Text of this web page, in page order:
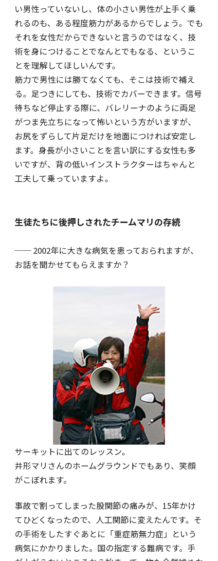
い男性っていないし、体の小さい男性が上手く乗
れるのも、ある程度筋力があるからでしょう。でも
それを女性だからできないと言うのではなく、技
術を身につけることでなんとでもなる、というこ
とを理解してほしいんです。
筋力で男性には勝てなくても、そこは技術で補え
る。足つきにしても、技術でカバーできます。信号
待ちなど停止する際に、バレリーナのように両足
がつま先立ちになって怖いという方がいますが、
お尻をずらして片足だけを地面につければ安定し
ます。身長が小さいことを言い訳にする女性も多
いですが、背の低いインストラクターはちゃんと
工夫して乗っていますよ。
生徒たちに後押しされたチームマリの存続
── 2002年に大きな病気を患っておられますが、
お話を聞かせてもらえますか？
サーキットに出てのレッスン。
井形マリさんのホームグラウンドでもあり、 笑顔
がこぼれます。
事故で割ってしまった股関節の痛みが、15年かけ
てひどくなったので、人工関節に変えたんです。そ
の手術をしたすぐあとに「重症筋無力症」という
病気にかかりました。国の指定する難病です。手